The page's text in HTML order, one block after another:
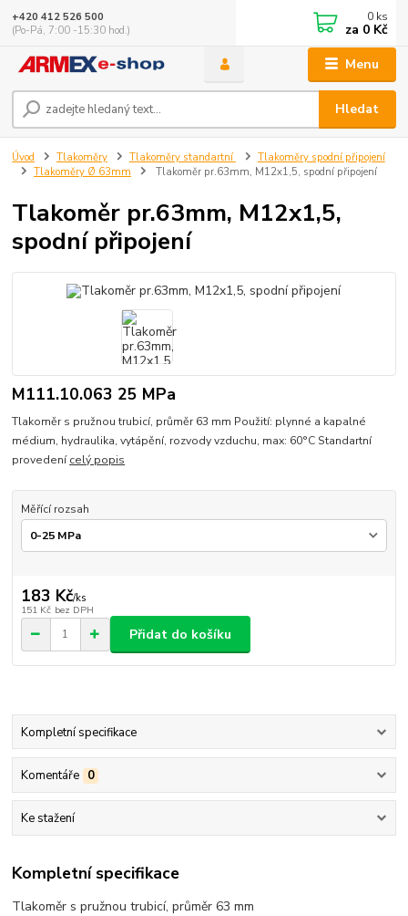
Menu
Hledat
+420 412 526 500
(Po-Pá, 7:00 -15:30 hod.)
0 ks
za 0 Kč
Úvod Tlakoměry Tlakoměry standartní
Tlakoměry spodní připojení
Tlakoměry Ø 63mm
Tlakoměr pr.63mm, M12x1,5, spodní připojení
Tlakoměr pr.63mm, M12x1,5,
spodní připojení
M111.10.063 25 MPa
Tlakoměr s pružnou trubicí, průměr 63 mm Použití: plynné a kapalné
médium, hydraulika, vytápění, rozvody vzduchu, max: 60°C Standartní
provedenícelý popis
Měřící rozsah
183 Kč/ks
151 Kč bez DPH
Přidat do košíku
Kompletní specifikace
Komentáře 0
Ke stažení
Kompletní specifikace
Tlakoměr s pružnou trubicí, průměr 63 mm